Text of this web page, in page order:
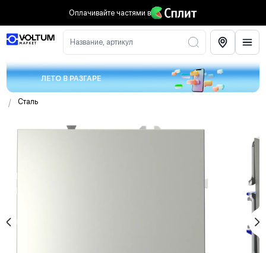
Оплачивайте частями в
Название, артикул
ЛЕТО В РАЗГАРЕ
/ Сталь